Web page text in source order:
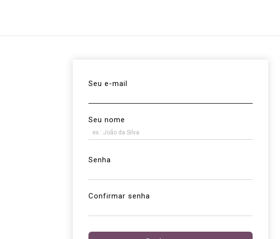
Seu e-mail
Seu nome
Senha
Confirmar senha